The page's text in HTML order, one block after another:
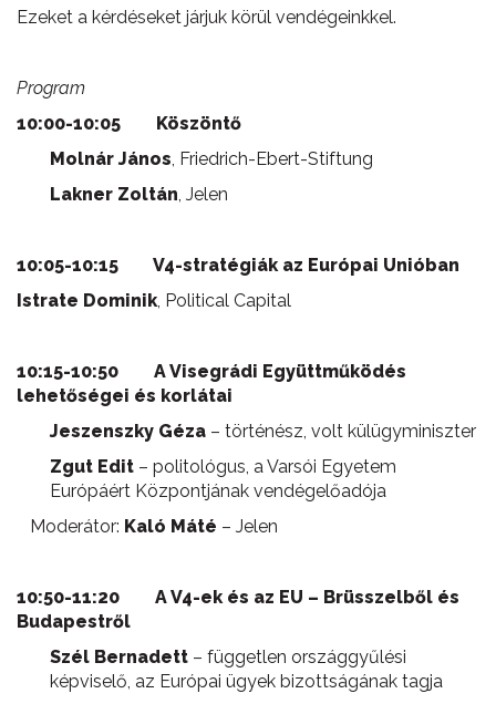
Ezeket a kérdéseket járjuk körül vendégeinkkel.
Program
10:00-10:05 Köszöntő
Molnár János , Friedrich-Ebert-Stiftung
Lakner Zoltán , Jelen
10:05-10:15 V4-stratégiák az Európai Unióban
Istrate Dominik , Political Capital
10:15-10:50
A Visegrádi Együttműködés
lehetőségei és korlátai
Jeszenszky Géza – történész, volt külügyminiszter
Zgut Edit – politológus, a Varsói Egyetem
Európáért Központjának vendégelőadója
Moderátor: Kaló Máté – Jelen
10:50-11:20
A V4-ek és az EU – Brüsszelből és
Budapestről
Szél Bernadett – független országgyűlési
képviselő, az Európai ügyek bizottságának tagja